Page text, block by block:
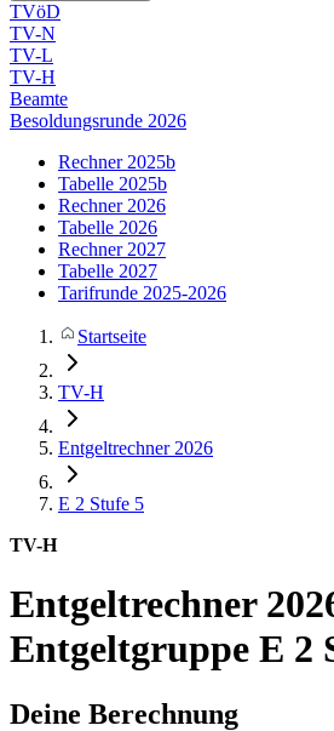
TVöD
TV-N
TV-L
TV-H
Beamte
Besoldungsrunde 2026
Rechner 2025b
Tabelle 2025b
Rechner 2026
Tabelle 2026
Rechner 2027
Tabelle 2027
Tarifrunde 2025-2026
Startseite
TV-H
Entgeltrechner 2026
E 2 Stufe 5
TV-H
Entgeltrechner
Entgeltgruppe E 2
Deine Berechnung